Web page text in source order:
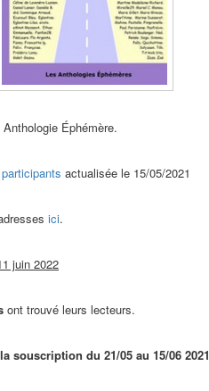
Éphémère.
actualisée le 15/05/2021
ici.
juin 2022
ont trouvé leurs lecteurs.
souscription du 21/05 au 15/06 2021